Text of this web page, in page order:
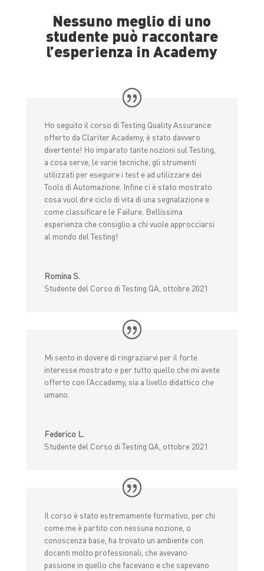
Nessuno meglio di uno
studente può raccontare
l’esperienza in Academy
Ho seguito il corso di Testing Quality Assurance
offerto da Clariter Academy, è stato davvero
divertente! Ho imparato tante nozioni sul Testing,
a cosa serve, le varie tecniche, gli strumenti
utilizzati per eseguire i test e ad utilizzare dei
Tools di Automazione. Infine ci è stato mostrato
cosa vuol dire ciclo di vita di una segnalazione e
come classificare le Failure. Bellissima
esperienza che consiglio a chi vuole approcciarsi
al mondo del Testing!
Romina S.
Studente del Corso di Testing QA, ottobre 2021
Mi sento in dovere di ringraziarvi per il forte
interesse mostrato e per tutto quello che mi avete
offerto con l’Accademy, sia a livello didattico che
umano.
Federico L.
Studente del Corso di Testing QA, ottobre 2021
Il corso è stato estremamente formativo, per chi
come me è partito con nessuna nozione, o
conoscenza base, ha trovato un ambiente con
docenti molto professionali, che avevano
passione in quello che facevano e che sapevano